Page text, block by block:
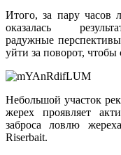
Итого, за пару часов
оказалась
радужные
уйти за поворот, чтобы
Небольшой участок
жерех проявляет
заброса ловлю
Riserbait.